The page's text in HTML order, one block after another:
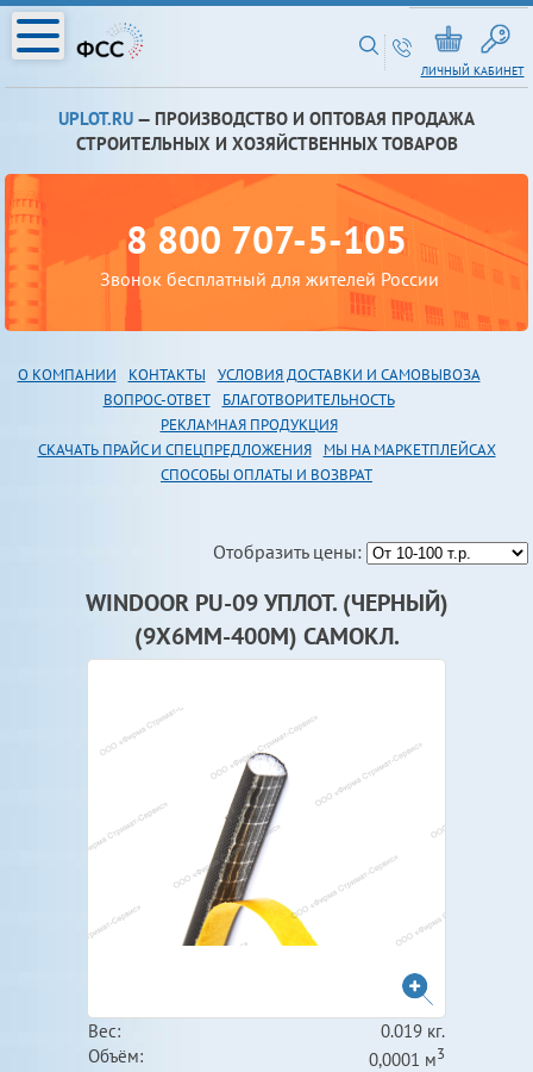
ЛИЧНЫЙ КАБИНЕТ
UPLOT.RU — ПРОИЗВОДСТВО И ОПТОВАЯ ПРОДАЖА
СТРОИТЕЛЬНЫХ И ХОЗЯЙСТВЕННЫХ ТОВАРОВ
8 800 707-5-105
Звонок бесплатный для жителей России
О КОМПАНИИ КОНТАКТЫ
УСЛОВИЯ ДОСТАВКИ И САМОВЫВОЗА
ВОПРОС-ОТВЕТ
БЛАГОТВОРИТЕЛЬНОСТЬ
РЕКЛАМНАЯ ПРОДУКЦИЯ
СКАЧАТЬ ПРАЙС И СПЕЦПРЕДЛОЖЕНИЯ
МЫ НА МАРКЕТПЛЕЙСАХ
СПОСОБЫ ОПЛАТЫ И ВОЗВРАТ
Отобразить цены:
WINDOOR PU-09 УПЛОТ. (ЧЕРНЫЙ)
(9Х6ММ-400М) САМОКЛ.
Вес:
0.019 кг.
Объём:
0,0001 м3